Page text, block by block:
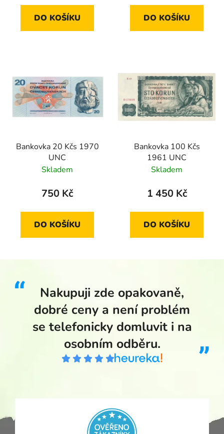
DO KOŠÍKU DO KOŠÍKU
Bankovka 20 Kčs 1970
UNC
Skladem
750 Kč
DO KOŠÍKU
Bankovka 100 Kčs
1961 UNC
Skladem
1 450 Kč
DO KOŠÍKU
Nakupuji zde opakovaně,
dobré ceny a není problém
se telefonicky domluvit i na
osobním odběru.